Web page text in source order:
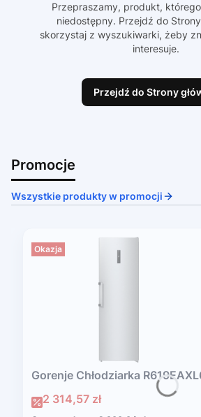
Przepraszamy, produkt,
niedostępny. Przejdź do Strony
skorzystaj z wyszukiwarki, żeby
interesuje.
Przejdź do Strony
Promocje
Wszystkie produkty w promocji
Okazja
Gorenje Chłodziarka
Cena promocyjna
2 314,57 zł